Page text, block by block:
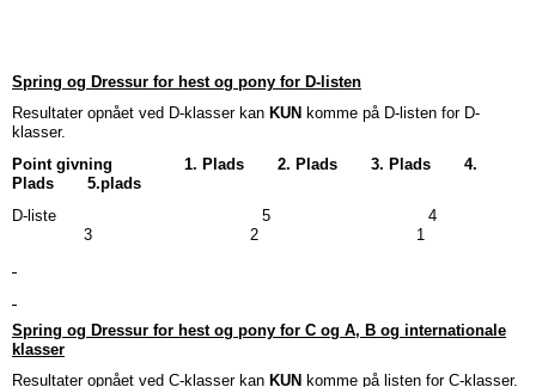
Spring og Dressur for hest og pony for D-listen
Resultater opnået ved D-klasser kan KUN komme på D-listen for D-
klasser.
Point givning
1. Plads 2. Plads 3. Plads 4.
Plads 5.plads
D-liste 5 4
3 2 1
Spring og Dressur for hest og pony for C og A, B og internationale
klasser
Resultater opnået ved C-klasser kan KUN komme på listen for C-klasser.